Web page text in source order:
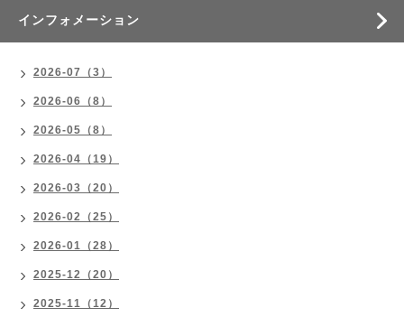
インフォメーション
2026-07（3）
2026-06（8）
2026-05（8）
2026-04（19）
2026-03（20）
2026-02（25）
2026-01（28）
2025-12（20）
2025-11（12）